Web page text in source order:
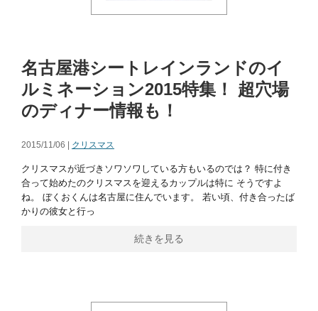
名古屋港シートレインランドのイ
ルミネーション2015特集！ 超穴場
のディナー情報も！
2015/11/06 | クリスマス
クリスマスが近づきソワソワしている方もいるのでは？ 特に付き
合って始めたのクリスマスを迎えるカップルは特に そうですよ
ね。 ぼくおくんは名古屋に住んでいます。 若い頃、付き合ったば
かりの彼女と行っ
続きを見る